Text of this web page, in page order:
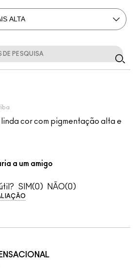
cor com pigmentação alta e
a um amigo
0 0